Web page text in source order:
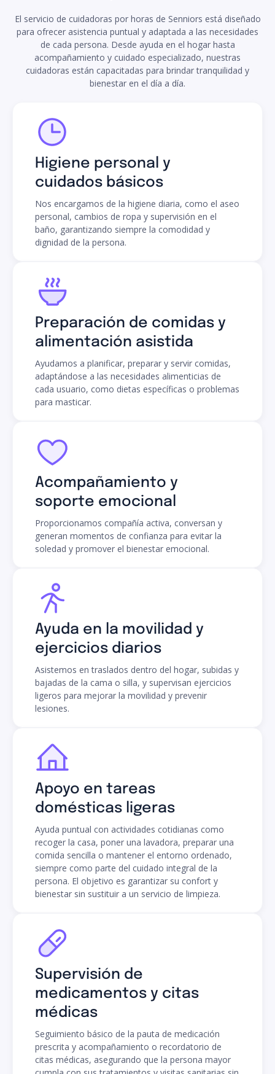
El servicio de cuidadoras por horas de Senniors está diseñado
para ofrecer asistencia puntual y adaptada a las necesidades
de cada persona. Desde ayuda en el hogar hasta
acompañamiento y cuidado especializado, nuestras
cuidadoras están capacitadas para brindar tranquilidad y
bienestar en el día a día.
Higiene personal y
cuidados básicos
Nos encargamos de la higiene diaria, como el aseo
personal, cambios de ropa y supervisión en el
baño, garantizando siempre la comodidad y
dignidad de la persona.
Preparación de comidas y
alimentación asistida
Ayudamos a planificar, preparar y servir comidas,
adaptándose a las necesidades alimenticias de
cada usuario, como dietas específicas o problemas
para masticar.
Acompañamiento y
soporte emocional
Proporcionamos compañía activa, conversan y
generan momentos de confianza para evitar la
soledad y promover el bienestar emocional.
Ayuda en la movilidad y
ejercicios diarios
Asistemos en traslados dentro del hogar, subidas y
bajadas de la cama o silla, y supervisan ejercicios
ligeros para mejorar la movilidad y prevenir
lesiones.
Apoyo en tareas
domésticas ligeras
Ayuda puntual con actividades cotidianas como
recoger la casa, poner una lavadora, preparar una
comida sencilla o mantener el entorno ordenado,
siempre como parte del cuidado integral de la
persona. El objetivo es garantizar su confort y
bienestar sin sustituir a un servicio de limpieza.
Supervisión de
medicamentos y citas
médicas
Seguimiento básico de la pauta de medicación
prescrita y acompañamiento o recordatorio de
citas médicas, asegurando que la persona mayor